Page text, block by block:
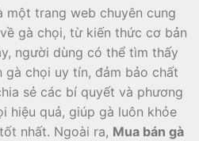
một trang web chuyên cung
gà chọi, từ kiến thức cơ bản
người dùng có thể tìm thấy
gà chọi uy tín, đảm bảo chất
sẻ các bí quyết và phương
hiệu quả, giúp gà luôn khỏe
nhất. Ngoài ra, Mua bán gà